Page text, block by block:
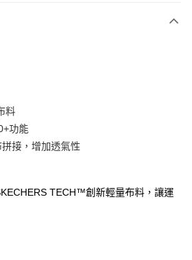
灣大哥大用戶可立即使用無須另外申請。
期」，訂單成立後會自動跳轉到大哥付的交易
欲分期的期數、繳款截止日，確認付款後即完
用金額請依後續交易確認頁面所載為準。
往確認交易或遇審核未通過，訂單將自動取
況，表示未達大哥付你分期系統評分，恕無
料
功能
接，增加透氣性
TECH™創新輕量布料，讓運